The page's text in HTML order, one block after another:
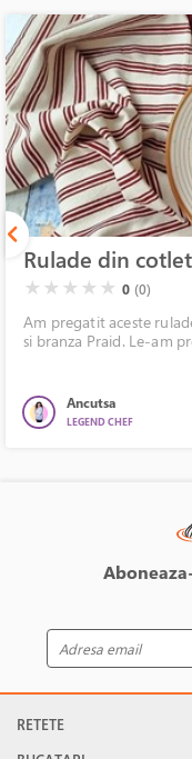
Rulade din
( )
★ ( )
★ ( )
★ ( )
★ ( )
★ 0 (0)
Am pregatit aceste
si branza Praid. Le-am
Ancutsa
LEGEND CHEF
RETETE